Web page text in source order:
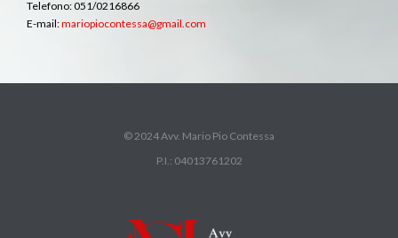
Telefono: 051/0216866
E-mail:mariopiocontessa@gmail.com
© 2024 Avv. Mario Pio Contessa
P.I.: 04013761202